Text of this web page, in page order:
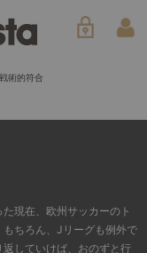
術的符合
現在、欧州サッカーのト
ちろん、Jリーグも例外で
していけば、おのずと行